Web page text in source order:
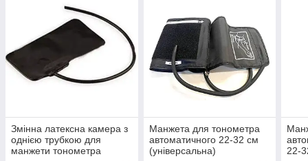
Змінна латексна камера з
однією трубкою для
манжети тонометра
Манжета для тонометра
автоматичного 22-32 см
(універсальна)
22-